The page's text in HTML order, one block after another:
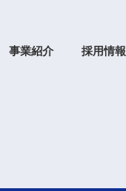
事業紹介 採用情報